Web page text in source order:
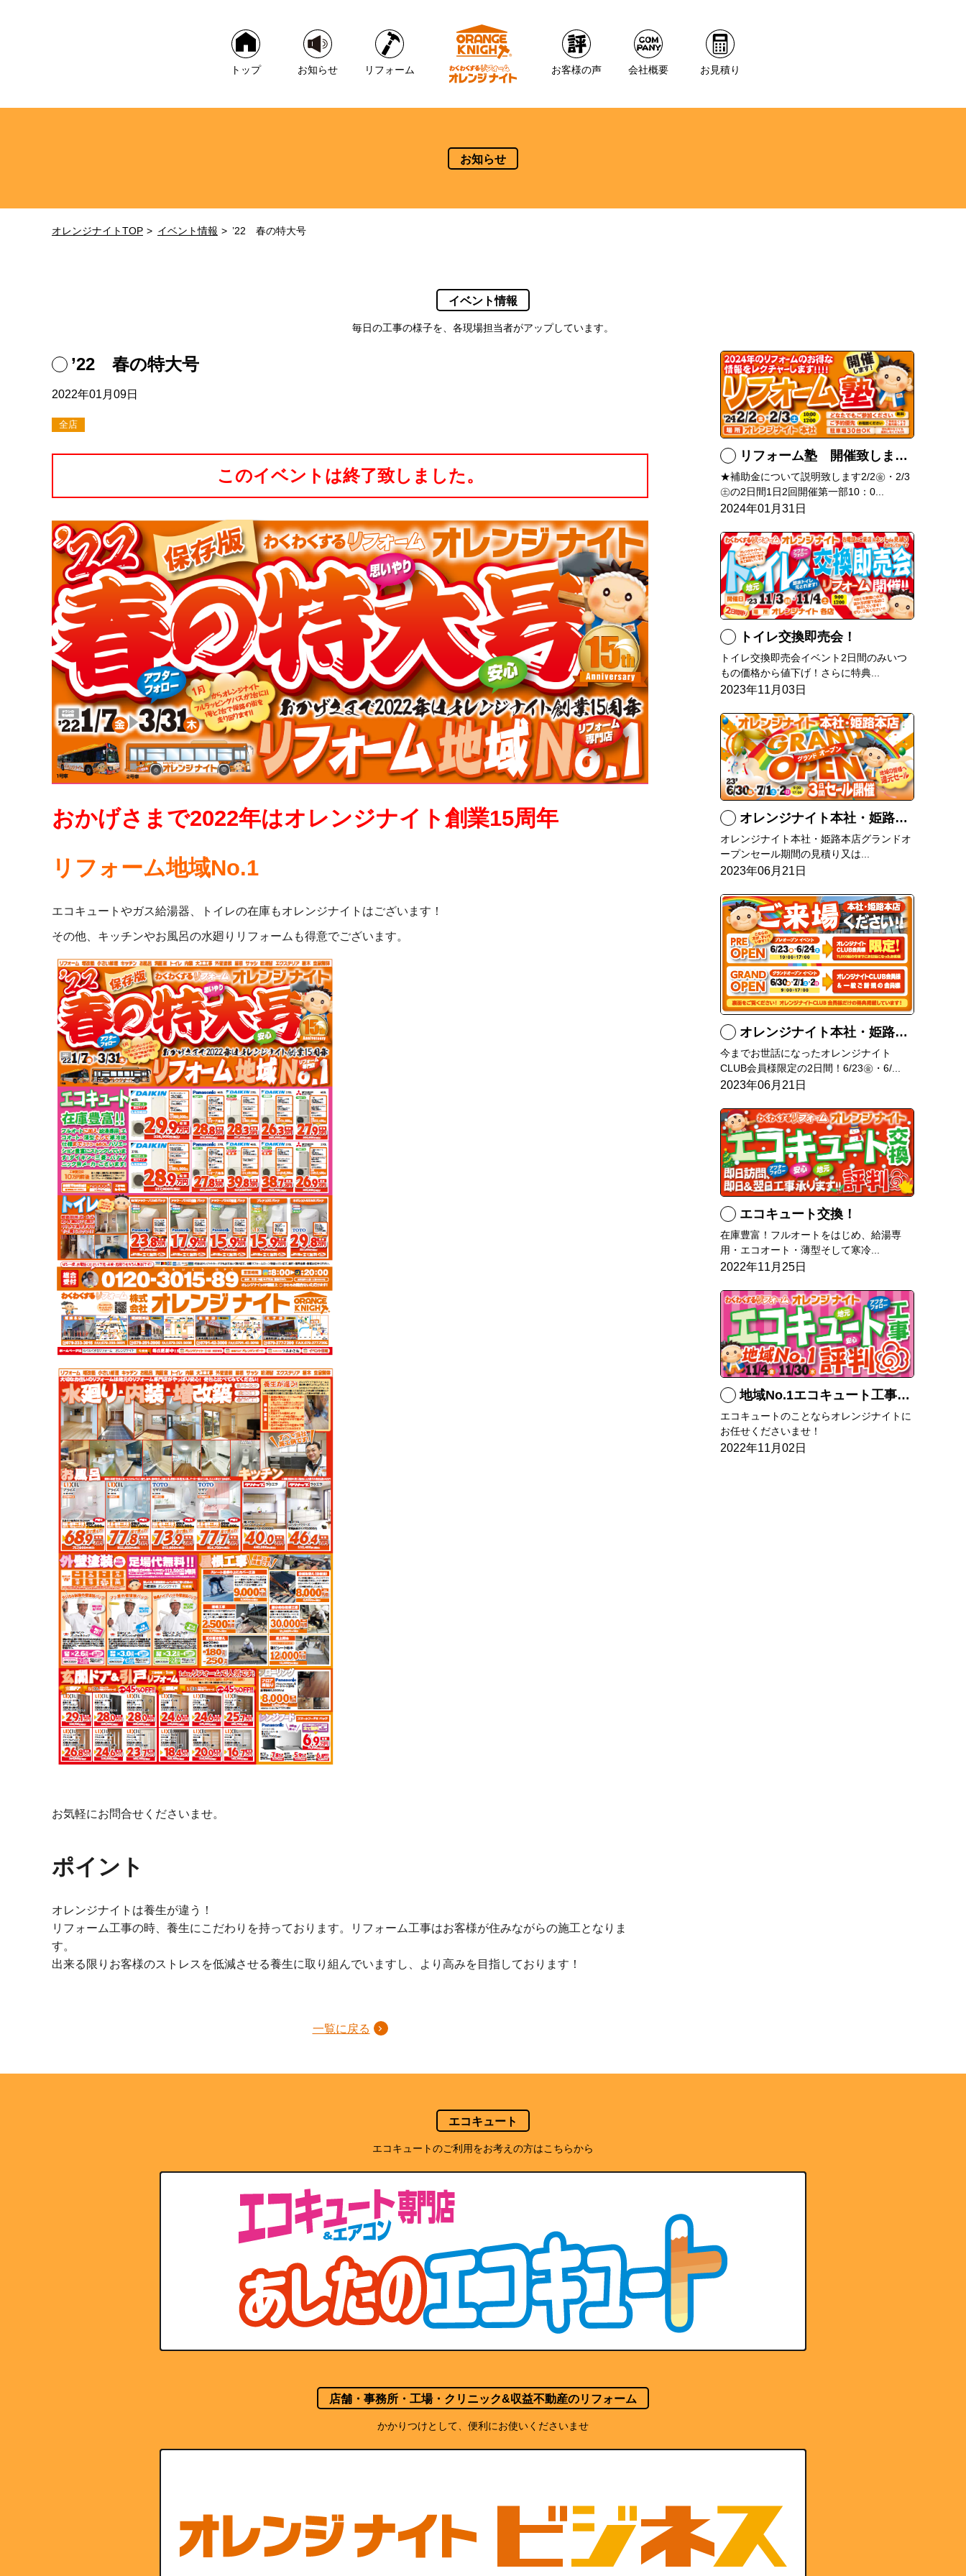
トップ お知らせ リフォーム お客様の声 会社概要 お見積り
お知らせ
オレンジナイトTOP イベント情報 ’22 春の特大号
イベント情報
毎日の工事の様子を、各現場担当者がアップしています。
’22 春の特大号
2022年01月09日
全店
このイベントは終了致しました。
おかげさまで2022年はオレンジナイト創業15周年
リフォーム地域No.1
エコキュートやガス給湯器、トイレの在庫もオレンジナイトはございます！
その他、キッチンやお風呂の水廻りリフォームも得意でございます。
お気軽にお問合せくださいませ。
ポイント
オレンジナイトは養生が違う！
リフォーム工事の時、養生にこだわりを持っております。リフォーム工事はお客様が住みながらの施工となりま
す。
出来る限りお客様のストレスを低減させる養生に取り組んでいますし、より高みを目指しております！
一覧に戻る
リフォーム塾 開催致します！
★補助金について説明致します2/2㊎・2/3
㊏の2日間1日2回開催第一部10：0...
2024年01月31日
トイレ交換即売会！
トイレ交換即売会イベント2日間のみいつ
もの価格から値下げ！さらに特典...
2023年11月03日
オレンジナイト本社・姫路本店 グランドオープン
オレンジナイト本社・姫路本店グランドオ
ープンセール期間の見積り又は...
2023年06月21日
オレンジナイト本社・姫路本店プレオープンイベント！
今までお世話になったオレンジナイト
CLUB会員様限定の2日間！6/23㊎・6/...
2023年06月21日
エコキュート交換！
在庫豊富！フルオートをはじめ、給湯専
用・エコオート・薄型そして寒冷...
2022年11月25日
地域No.1エコキュート工事！！
エコキュートのことならオレンジナイトに
お任せくださいませ！
2022年11月02日
エコキュート
エコキュートのご利用をお考えの方はこちらから
店舗・事務所・工場・クリニック&収益不動産のリフォーム
かかりつけとして、便利にお使いくださいませ